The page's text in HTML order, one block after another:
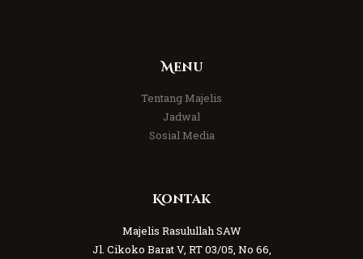
Menu
Tentang Majelis
Jadwal
Sosial Media
Kontak
Majelis Rasulullah SAW
Jl. Cikoko Barat V, RT 03/05, No 66,